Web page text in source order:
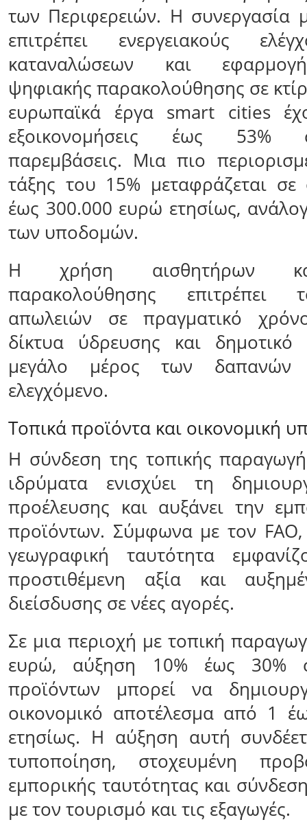
των Περιφερειών. Η συνεργασία
επιτρέπει ενεργειακούς
καταναλώσεων και
ψηφιακής παρακολούθησης σε
ευρωπαϊκά έργα smart cities
εξοικονομήσεις έως 53%
παρεμβάσεις. Μια πιο
τάξης του 15% μεταφράζεται
έως 300.000 ευρώ ετησίως,
των υποδομών.
Η χρήση αισθητήρων
παρακολούθησης επιτρέπει
απωλειών σε πραγματικό
δίκτυα ύδρευσης και
μεγάλο μέρος των δαπανών
ελεγχόμενο.
Τοπικά προϊόντα και οικονομική
Η σύνδεση της τοπικής
ιδρύματα ενισχύει τη
προέλευσης και αυξάνει την
προϊόντων. Σύμφωνα με τον
γεωγραφική ταυτότητα
προστιθέμενη αξία και
διείσδυσης σε νέες αγορές.
Σε μια περιοχή με τοπική
ευρώ, αύξηση 10% έως 30%
προϊόντων μπορεί να
οικονομικό αποτέλεσμα από 1
ετησίως. Η αύξηση αυτή
τυποποίηση, στοχευμένη
εμπορικής ταυτότητας και
με τον τουρισμό και τις εξαγωγές.